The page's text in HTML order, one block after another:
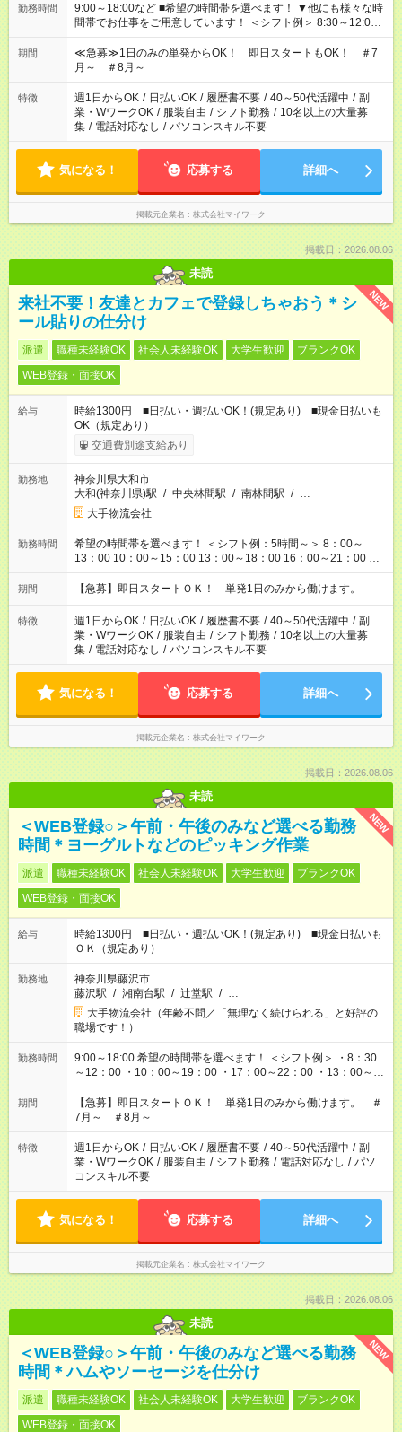
勤務時間
9:00～18:00など ■希望の時間帯を選べます！ ▼他にも様々な時
間帯でお仕事をご用意しています！ ＜シフト例＞ 8:30～12:00
17:00～22:00 13:00～22:00 22:00～翌6:00 など
期間
≪急募≫1日のみの単発からOK！ 即日スタートもOK！ ＃7
月～ ＃8月～
特徴 週1日からOK / 日払いOK / 履歴書不要 / 40～50代活躍中 / 副
業・WワークOK / 服装自由 / シフト勤務 / 10名以上の大量募
集 / 電話対応なし / パソコンスキル不要
気になる！ 応募する 詳細へ
掲載元企業名 株式会社マイワーク
掲載日：2026.08.06
未読
NEW
来社不要！友達とカフェで登録しちゃおう＊シ
ール貼りの仕分け
派遣 職種未経験OK 社会人未経験OK 大学生歓迎
ブランクOK
WEB登録・面接OK
給与
時給1300円 ■日払い・週払いOK！(規定あり) ■現金日払いも
OK（規定あり）
交通費別途支給あり
勤務地
神奈川県大和市
大和(神奈川県)駅 / 中央林間駅 / 南林間駅 / …
大手物流会社
勤務時間
希望の時間帯を選べます！ ＜シフト例：5時間～＞ 8：00～
13：00 10：00～15：00 13：00～18：00 16：00～21：00 ＜
シフト例：8時間～＞ ・10：00～19：00 ・13：00～22：00 ・
22：00～翌6：00 など！是非ご希望をお聞かせください！
期間 【急募】即日スタートＯＫ！ 単発1日のみから働けます。
特徴 週1日からOK / 日払いOK / 履歴書不要 / 40～50代活躍中 / 副
業・WワークOK / 服装自由 / シフト勤務 / 10名以上の大量募
集 / 電話対応なし / パソコンスキル不要
気になる！ 応募する 詳細へ
掲載元企業名 株式会社マイワーク
掲載日：2026.08.06
未読
NEW
＜WEB登録○＞午前・午後のみなど選べる勤務
時間＊ヨーグルトなどのピッキング作業
派遣 職種未経験OK 社会人未経験OK 大学生歓迎
ブランクOK
WEB登録・面接OK
給与
時給1300円 ■日払い・週払いOK！(規定あり) ■現金日払いも
ＯＫ（規定あり）
勤務地
神奈川県藤沢市
藤沢駅 / 湘南台駅 / 辻堂駅 / …
大手物流会社（年齢不問／「無理なく続けられる」と好評の
職場です！）
勤務時間
9:00～18:00 希望の時間帯を選べます！ ＜シフト例＞ ・8：30
～12：00 ・10：00～19：00 ・17：00～22：00 ・13：00～
22：00 ・22：00～翌6：00 など
期間
【急募】即日スタートＯＫ！ 単発1日のみから働けます。 ＃
7月～ ＃8月～
特徴 週1日からOK / 日払いOK / 履歴書不要 / 40～50代活躍中 / 副
業・WワークOK / 服装自由 / シフト勤務 / 電話対応なし / パソ
コンスキル不要
気になる！ 応募する 詳細へ
掲載元企業名 株式会社マイワーク
掲載日：2026.08.06
未読
NEW
＜WEB登録○＞午前・午後のみなど選べる勤務
時間＊ハムやソーセージを仕分け
派遣 職種未経験OK 社会人未経験OK 大学生歓迎
ブランクOK
WEB登録・面接OK